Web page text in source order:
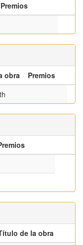
Premios
obra
Premios
de la obra